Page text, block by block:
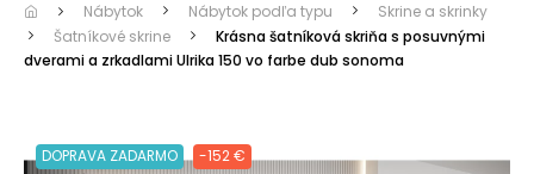
Nábytok Nábytok podľa typu
Skrine a skrinky
Šatníkové skrine
Krásna šatníková skriňa s posuvnými
dverami a zrkadlami Ulrika 150 vo farbe dub sonoma
DOPRAVA ZADARMO -152 €